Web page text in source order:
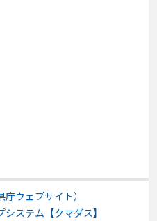
ウェブサイト）
ステム【クマダス】